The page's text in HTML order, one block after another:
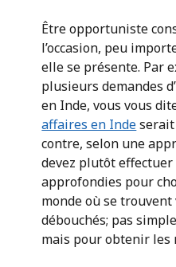
Être opportuniste
l’occasion, peu
elle se présente. Par
plusieurs demandes
en Inde, vous vous
affaires en Indeserait
contre, selon une
devez plutôt effectuer
approfondies pour
monde où se
débouchés; pas
mais pour obtenir